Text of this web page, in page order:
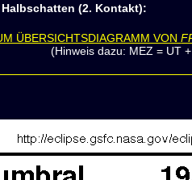
(2. Kontakt):
ÜBERSICHTSDIAGRAMM VON
(Hinweis dazu: MEZ = UT